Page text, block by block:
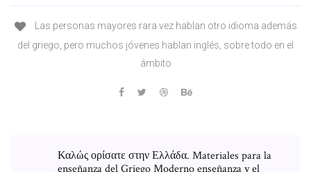
Las personas mayores rara vez hablan otro idioma además
del griego, pero muchos jóvenes hablan inglés, sobre todo en el
ámbito
Καλώς ορίσατε στην Ελλάδα. Materiales para la
enseñanza del Griego Moderno enseñanza y el